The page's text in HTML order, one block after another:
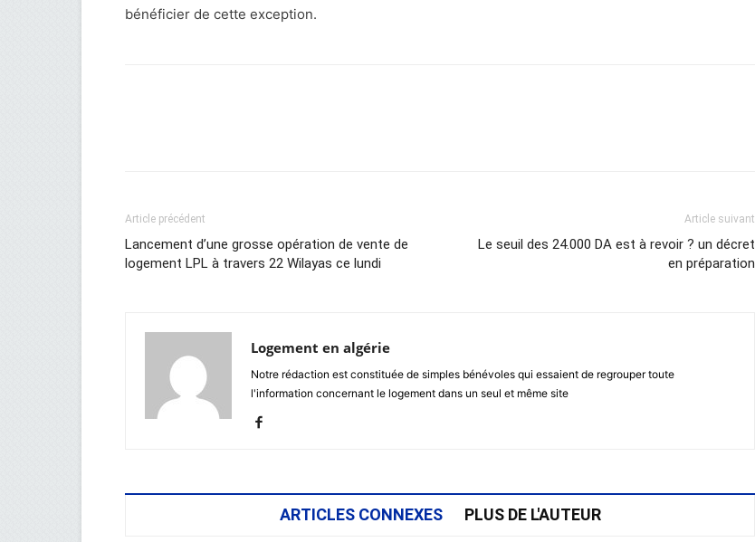
bénéficier de cette exception.
Article précédent
Lancement d’une grosse opération de vente de
logement LPL à travers 22 Wilayas ce lundi
Article suivant
Le seuil des 24.000 DA est à revoir ? un décret
en préparation
Logement en algérie
Notre rédaction est constituée de simples bénévoles qui essaient de regrouper toute
l'information concernant le logement dans un seul et même site
ARTICLES CONNEXES PLUS DE L'AUTEUR